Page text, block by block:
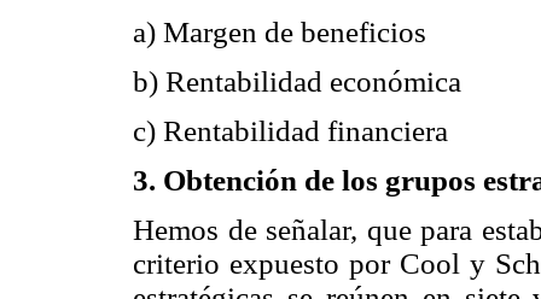
a) Margen de beneficios
b) Rentabilidad económica
c) Rentabilidad financiera
3. Obtención de los grupos
Hemos de señalar, que para
criterio expuesto por Cool y